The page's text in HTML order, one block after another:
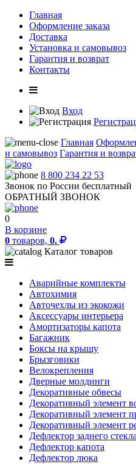
Главная
Оформление заказа
Доставка
Установка и самовывоз
Гарантия и возврат
Контакты
Вход
Главная
и самовывоз Гарантия и
8 800 234 22 53
Звонок по России бесплатный
ОБРАТНЫЙ ЗВОНОК
0
В корзине
0 товаров, 0.
Каталог товаров
Аварийные комплекты
Автохимия
Авточехлы из экокожи
Аксессуары интерьера
Амортизаторы капота
Багажник
Боксы на крышу
Брызговики
Велокрепления
Дверные молдинги
Декоративные обвесы
Декоративный элемент
Декоративный элемент
Декоративный элемент
Дефлектор заднего стекла
Дефлектор капота
Дефлектор люка